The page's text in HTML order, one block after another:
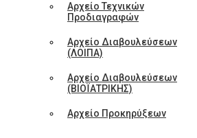
Αρχείο Τεχνικών
Προδιαγραφών
Αρχείο Διαβουλεύσεων
(ΛΟΙΠΑ)
Αρχείο Διαβουλεύσεων
(ΒΙΟΪΑΤΡΙΚΗΣ)
Αρχείο Προκηρύξεων